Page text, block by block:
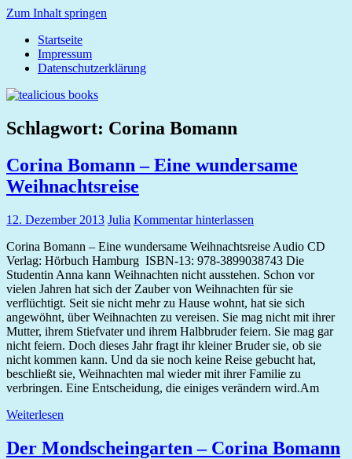
Zum Inhalt springen
tealicious
books
Startseite
Impressum
Datenschutzerklärung
Schlagwort: Corina Bomann
Corina Bomann – Eine wundersame
Weihnachtsreise
12. Dezember 2013 Julia Kommentar hinterlassen
Corina Bomann – Eine wundersame Weihnachtsreise Audio CD
Verlag: Hörbuch Hamburg ISBN-13: 978-3899038743 Die
Studentin Anna kann Weihnachten nicht ausstehen. Schon vor
vielen Jahren hat sich der Zauber von Weihnachten für sie
verflüchtigt. Seit sie nicht mehr zu Hause wohnt, hat sie sich
angewöhnt, über Weihnachten zu vereisen. Sie mag nicht mit ihrer
Mutter, ihrem Stiefvater und ihrem Halbbruder feiern. Sie mag gar
nicht feiern. Doch dieses Jahr fragt ihr kleiner Bruder sie, ob sie
nicht kommen kann. Und da sie noch keine Reise gebucht hat,
beschließt sie, Weihnachten mal wieder mit ihrer Familie zu
verbringen. Eine Entscheidung, die einiges verändern wird.Am
Weiterlesen
Der Mondscheingarten – Corina Bomann